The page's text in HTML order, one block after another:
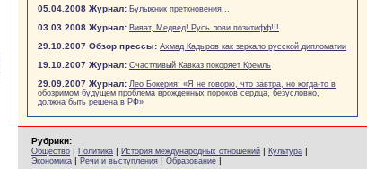
05.04.2008 Журнал: Булыжник преткновения...
03.03.2008 Журнал: Виват, Медвед! Русь лови позитифф!!!
29.10.2007 Обзор прессы: Ахмад Кадыров как зеркало русской дипломатии
19.10.2007 Журнал: Счастливый Кавказ покоряет Кремль
29.09.2007 Журнал: Лео Бокерия: «Я не говорю, что завтра, но когда-то в
обозримом будущем проблема врожденных пороков сердца, безусловно,
должна быть решена в РФ»
Рубрики:
Общество | Политика | История международных отношений | Культура |
Экономика | Речи и выступления | Образование |